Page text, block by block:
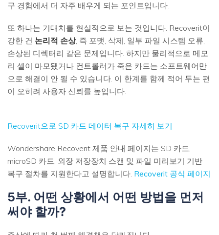
구 경험에서 더 자주 배우게 되는 포인트입니다.
또 하나는 기대치를 현실적으로 보는 것입니다. Recoverit이
강한 건 논리적 손상, 즉 포맷, 삭제, 일부 파일 시스템 오류,
손상된 디렉터리 같은 문제입니다. 하지만 물리적으로 메모
리 셀이 마모됐거나 컨트롤러가 죽은 카드는 소프트웨어만
으로 해결이 안 될 수 있습니다. 이 한계를 함께 적어 두는 편
이 오히려 사용자 신뢰를 높입니다.
Recoverit으로 SD 카드 데이터 복구 자세히 보기
Wondershare Recoverit 제품 안내 페이지는 SD 카드,
microSD 카드, 외장 저장장치 스캔 및 파일 미리보기 기반
복구 절차를 지원한다고 설명합니다. Recoverit 공식 페이지
5부. 어떤 상황에서 어떤 방법을 먼저
써야 할까?